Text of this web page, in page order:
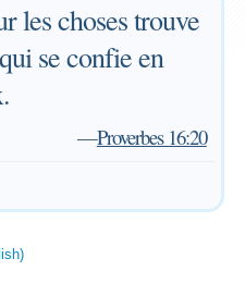
les choses trouve
se confie en
—Proverbes 16:20